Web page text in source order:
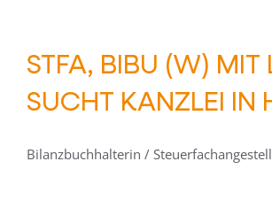
STFA, BIBU (W) MIT
SUCHT KANZLEI IN
Bilanzbuchhalterin /